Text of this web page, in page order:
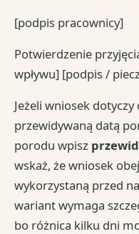
[podpis pracownicy]
Potwierdzenie
wpływu] [podpis /
Jeżeli wniosek
przewidywaną datą
porodu wpisz
wskaż, że wniosek
wykorzystaną przed
wariant wymaga
bo różnica kilku dni